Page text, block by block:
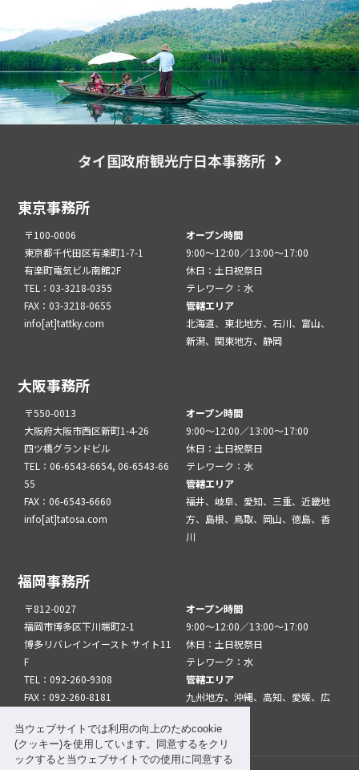
当ウェブサイトでは利用の向上のためcookie
(クッキー)を使用しています。同意するをクリ
ックすると当ウェブサイトでの使用に同意する
タイ国政府観光庁日本事務所
東京事務所
〒100-0006
東京都千代田区有楽町1-7-1
有楽町電気ビル南館2F
TEL：03-3218-0355
FAX：03-3218-0655
info[at]tattky.com
オープン時間
9:00～12:00／13:00～17:00
休日：土日祝祭日
テレワーク：水
管轄エリア
北海道、東北地方、石川、富山、
新潟、関東地方、静岡
大阪事務所
〒550-0013
大阪府大阪市西区新町1-4-26
四ツ橋グランドビル
TEL：06-6543-6654, 06-6543-66
55
FAX：06-6543-6660
info[at]tatosa.com
オープン時間
9:00～12:00／13:00～17:00
休日：土日祝祭日
テレワーク：水
管轄エリア
福井、岐阜、愛知、三重、近畿地
方、島根、鳥取、岡山、徳島、香
川
福岡事務所
〒812-0027
福岡市博多区下川端町2-1
博多リバレインイースト サイト11
F
TEL：092-260-9308
FAX：092-260-8181
オープン時間
9:00～12:00／13:00～17:00
休日：土日祝祭日
テレワーク：水
管轄エリア
九州地方、沖縄、高知、愛媛、広